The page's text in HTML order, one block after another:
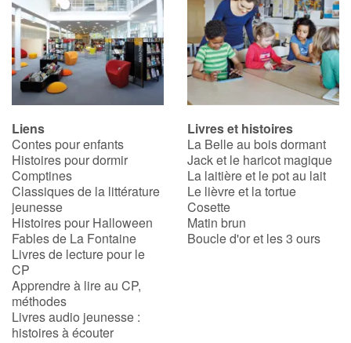
Rencontres et témoignages
Contes d'ici et d'ailleurs
Autour de la lecture
Apprendre à lire
Livre audio
Activités et ateliers
Apprendre les langues
Dyslexie, troubles de la lecture
Nos listes de lecture
Liens
Contes pour enfants
Histoires pour dormir
Comptines
Classiques de la littérature
jeunesse
Histoires pour Halloween
Fables de La Fontaine
Livres de lecture pour le
CP
Apprendre à lire au CP,
méthodes
Livres audio jeunesse :
histoires à écouter
Livres et histoires
La Belle au bois dormant
Jack et le haricot magique
La laitière et le pot au lait
Le lièvre et la tortue
Cosette
Matin brun
Boucle d'or et les 3 ours